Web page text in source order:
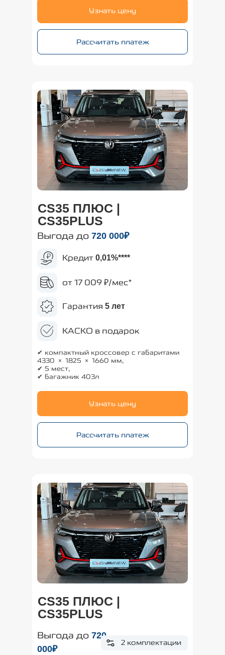
Рассчитать платеж
Узнать цену
Кредит 0,01%****
от 17 009 ₽/мес*
Гарантия 5 лет
КАСКО в подарок
Рассчитать платеж
CS35 ПЛЮС |
CS35PLUS
Узнать цену
Выгода до 720 000₽
✔ компактный кроссовер с габаритами
4330 × 1825 × 1660 мм,
✔ 5 мест,
✔ багажник 403л
CS35 ПЛЮС |
CS35PLUS
Выгода до 720
000₽
2 комплектации